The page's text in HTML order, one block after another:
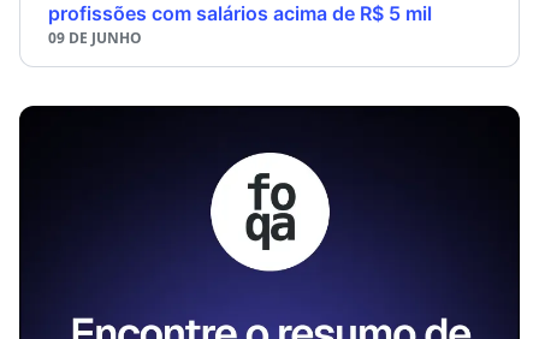
profissões com salários acima de R$ 5 mil
09 DE JUNHO